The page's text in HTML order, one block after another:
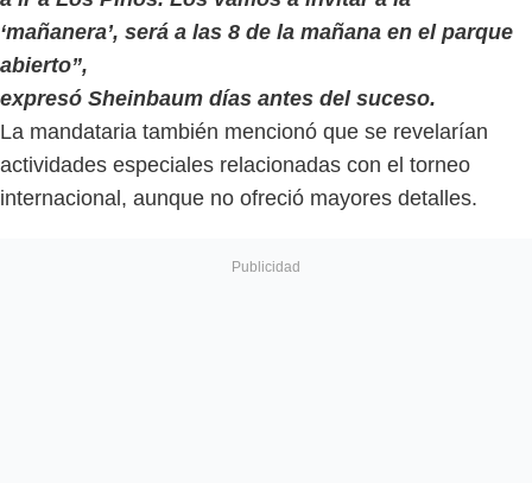
‘mañanera’, será a las 8 de la mañana en el parque
abierto”,
expresó Sheinbaum días antes del suceso.
La mandataria también mencionó que se revelarían
actividades especiales relacionadas con el torneo
internacional, aunque no ofreció mayores detalles.